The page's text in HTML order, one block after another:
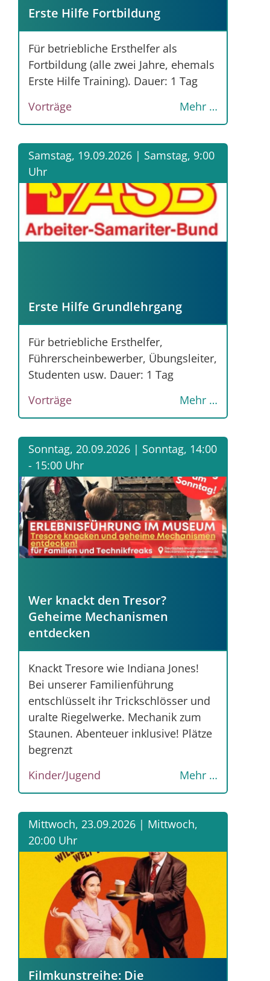
Erste Hilfe Fortbildung
Für betriebliche Ersthelfer als
Fortbildung (alle zwei Jahre, ehemals
Erste Hilfe Training). Dauer: 1 Tag
Vorträge
Mehr …
Samstag, 19.09.2026 | Samstag, 9:00
Uhr
Erste Hilfe Grundlehrgang
Für betriebliche Ersthelfer,
Führerscheinbewerber, Übungsleiter,
Studenten usw. Dauer: 1 Tag
Vorträge
Mehr …
Sonntag, 20.09.2026 | Sonntag, 14:00
- 15:00 Uhr
Wer knackt den Tresor?
Geheime Mechanismen
entdecken
Knackt Tresore wie Indiana Jones!
Bei unserer Familienführung
entschlüsselt ihr Trickschlösser und
uralte Riegelwerke. Mechanik zum
Staunen. Abenteuer inklusive! Plätze
begrenzt
Kinder/Jugend
Mehr …
Mittwoch, 23.09.2026 | Mittwoch,
20:00 Uhr
Filmkunstreihe: Die